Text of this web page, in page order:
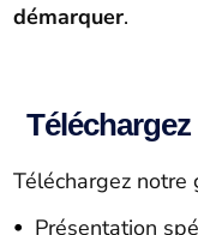
démarquer.
Téléchargez notre
Présentation